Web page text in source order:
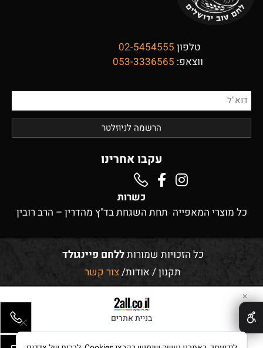
טלפון 02-5454555
ווצאפ: 053-3336565
עקבו אחרינו
כשרות
כל מוצרי המאפייה תחת השגחת בד"ץ מהדרין – הרב רובין
כל הזכויות שמורותללחם פיינגולד
תקנון/ אודות/צור קשר
בניית אתרים
✕